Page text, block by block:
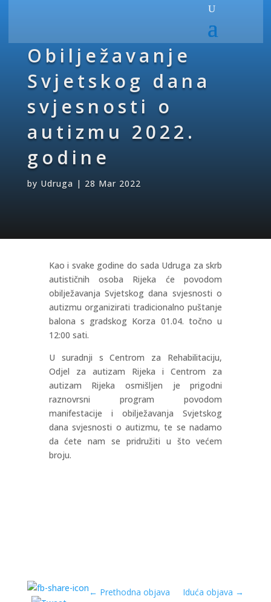
Obilježavanje
Svjetskog dana
svjesnosti o
autizmu 2022.
godine
by Udruga | 28 Mar 2022
Kao i svake godine do sada Udruga za skrb
autističnih osoba Rijeka će povodom
obilježavanja Svjetskog dana svjesnosti o
autizmu organizirati tradicionalno puštanje
balona s gradskog Korza 01.04. točno u
12:00 sati.
U suradnji s Centrom za Rehabilitaciju,
Odjel za autizam Rijeka i Centrom za
autizam Rijeka osmišljen je prigodni
raznovrsni program povodom
manifestacije i obilježavanja Svjetskog
dana svjesnosti o autizmu, te se nadamo
da ćete nam se pridružiti u što većem
broju.
← Prethodna objava Iduća objava →